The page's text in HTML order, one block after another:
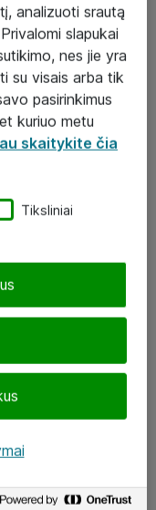
analizuoti srautą
slapukai
nes jie yra
su visais arba tik
pasirinkimus
kuriuo metu
skaitykite čia
Tiksliniai